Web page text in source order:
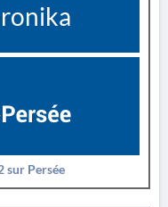
sur Persée